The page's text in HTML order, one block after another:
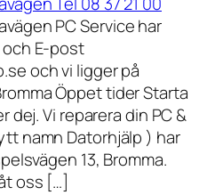
PC Service har
och E-post
och vi ligger på
Öppet tider Starta
dej. Vi reparera din PC &
namn Datorhjälp ) har
13, Bromma.
oss […]